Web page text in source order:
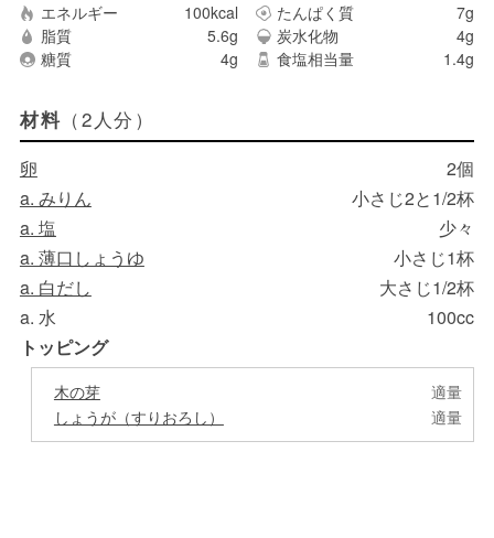
エネルギー 100kcal たんぱく質
7g
脂質
5.6g 炭水化物
4g
糖質
4g 食塩相当量 1.4g
材料 （2人分）
卵
2個
a. みりん
小さじ2と1/2杯
a. 塩
少々
a. 薄口しょうゆ
小さじ1杯
a. 白だし
大さじ1/2杯
a. 水
100cc
トッピング
木の芽
適量
しょうが（すりおろし）
適量